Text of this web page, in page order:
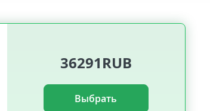
36291RUB
Выбрать